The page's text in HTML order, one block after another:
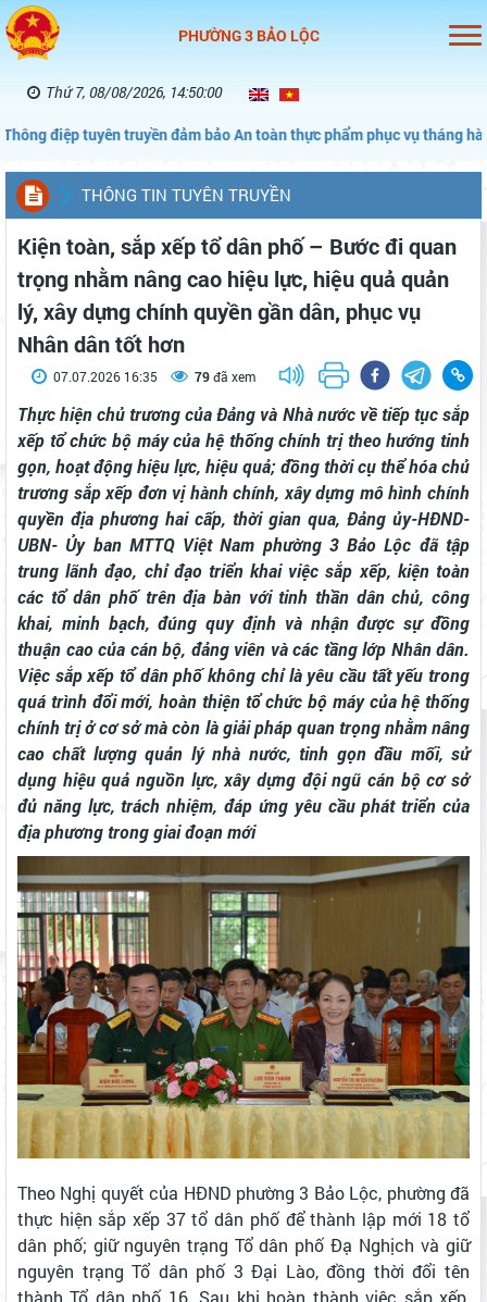
PHƯỜNG 3 BẢO LỘC
Thứ 7, 08/08/2026, 14:50:01
truyền đảm bảo An toàn thực phẩm phục vụ tháng hành động vì
THÔNG TIN TUYÊN TRUYỀN
Kiện toàn, sắp xếp tổ dân phố – Bước đi quan
trọng nhằm nâng cao hiệu lực, hiệu quả quản
lý, xây dựng chính quyền gần dân, phục vụ
Nhân dân tốt hơn
07.07.2026 16:35 79đã xem
Thực hiện chủ trương của Đảng và Nhà nước về tiếp tục sắp
xếp tổ chức bộ máy của hệ thống chính trị theo hướng tinh
gọn, hoạt động hiệu lực, hiệu quả; đồng thời cụ thể hóa chủ
trương sắp xếp đơn vị hành chính, xây dựng mô hình chính
quyền địa phương hai cấp, thời gian qua, Đảng ủy-HĐND-
UBN- Ủy ban MTTQ Việt Nam phường 3 Bảo Lộc đã tập
trung lãnh đạo, chỉ đạo triển khai việc sắp xếp, kiện toàn
các tổ dân phố trên địa bàn với tinh thần dân chủ, công
khai, minh bạch, đúng quy định và nhận được sự đồng
thuận cao của cán bộ, đảng viên và các tầng lớp Nhân dân.
Việc sắp xếp tổ dân phố không chỉ là yêu cầu tất yếu trong
quá trình đổi mới, hoàn thiện tổ chức bộ máy của hệ thống
chính trị ở cơ sở mà còn là giải pháp quan trọng nhằm nâng
cao chất lượng quản lý nhà nước, tinh gọn đầu mối, sử
dụng hiệu quả nguồn lực, xây dựng đội ngũ cán bộ cơ sở
đủ năng lực, trách nhiệm, đáp ứng yêu cầu phát triển của
địa phương trong giai đoạn mới
Theo Nghị quyết của HĐND phường 3 Bảo Lộc, phường đã
thực hiện sắp xếp 37 tổ dân phố để thành lập mới 18 tổ
dân phố; giữ nguyên trạng Tổ dân phố Đạ Nghịch và giữ
nguyên trạng Tổ dân phố 3 Đại Lào, đồng thời đổi tên
thành Tổ dân phố 16. Sau khi hoàn thành việc sắp xếp,